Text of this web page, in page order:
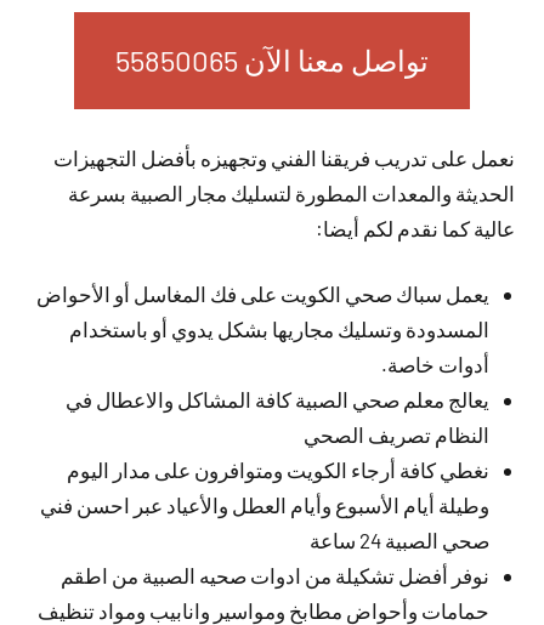
تواصل معنا الآن 55850065
نعمل على تدريب فريقنا الفني وتجهيزه بأفضل التجهيزات
الحديثة والمعدات المطورة لتسليك مجار الصبية بسرعة
عالية كما نقدم لكم أيضا:
يعمل سباك صحي الكويت على فك المغاسل أو الأحواض
المسدودة وتسليك مجاريها بشكل يدوي أو باستخدام
أدوات خاصة.
يعالج معلم صحي الصبية كافة المشاكل والاعطال في
النظام تصريف الصحي
نغطي كافة أرجاء الكويت ومتوافرون على مدار اليوم
وطيلة أيام الأسبوع وأيام العطل والأعياد عبر احسن فني
صحي الصبية 24 ساعة
نوفر أفضل تشكيلة من ادوات صحيه الصبية من اطقم
حمامات وأحواض مطابخ ومواسير وانابيب ومواد تنظيف